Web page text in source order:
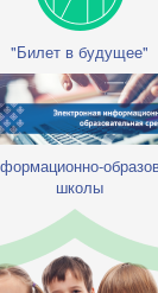
"Билет в будущее"
школы